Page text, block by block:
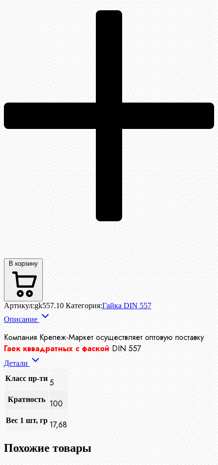
В корзину
Артикул:gk557.10 Категория:Гайка DIN 557
Описание
Компания Крепеж-Маркет осуществляет оптовую поставку
Гаек кввадратных с фаской DIN 557
Детали
Класс пр-ти 5
Кратность 100
Вес 1 шт, гр 17,68
Похожие товары